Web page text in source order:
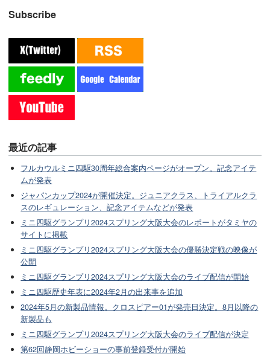
Subscribe
最近の記事
フルカウルミニ四駆30周年総合案内ページがオープン。記念アイテ
ムが発表
ジャパンカップ2024が開催決定。ジュニアクラス、トライアルクラ
スのレギュレーション、記念アイテムなどが発表
ミニ四駆グランプリ2024スプリング大阪大会のレポートがタミヤの
サイトに掲載
ミニ四駆グランプリ2024スプリング大阪大会の優勝決定戦の映像が
公開
ミニ四駆グランプリ2024スプリング大阪大会のライブ配信が開始
ミニ四駆歴史年表に2024年2月の出来事を追加
2024年5月の新製品情報。クロスピアー01が発売日決定。8月以降の
新製品も
ミニ四駆グランプリ2024スプリング大阪大会のライブ配信が決定
第62回静岡ホビーショーの事前登録受付が開始